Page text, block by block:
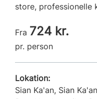
store, professionelle
Fra 724 kr.
pr. person
Lokation:
Sian Ka'an, Sian